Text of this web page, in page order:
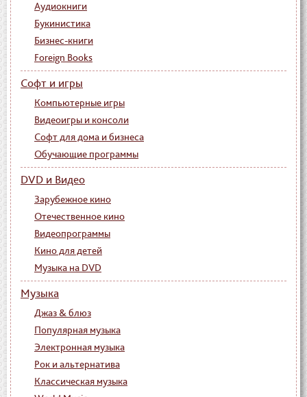
Аудиокниги
Букинистика
Бизнес-книги
Foreign Books
Софт и игры
Компьютерные игры
Видеоигры и консоли
Софт для дома и бизнеса
Обучающие программы
DVD и Видео
Зарубежное кино
Отечественное кино
Видеопрограммы
Кино для детей
Музыка на DVD
Музыка
Джаз & блюз
Популярная музыка
Электронная музыка
Рок и альтернатива
Классическая музыка